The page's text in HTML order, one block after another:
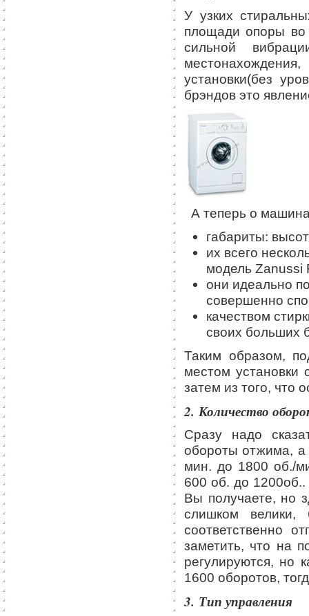
У узких
площади опоры во
сильной
установки(без
брэндов это
А теперь о
габариты:
их всего
модель Zanussi
они идеально
совершенно
качеством
своих больших
Таким образом,
местом
затем из того, что
2. Количество
Сразу надо
обороты отжима, а
мин. до 1800 об./
600 об. до
Вы получаете, но
слишком
соответственно
заметить, что на
регулируются, но
1600 оборотов,
3. Тип управления